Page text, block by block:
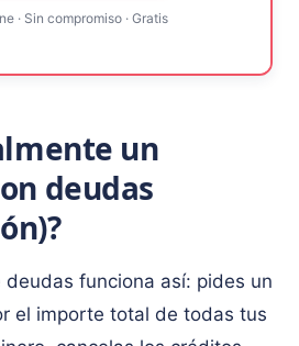
· Sin compromiso · Gratis
un
deudas
funciona así: pides un
el importe total de todas tus